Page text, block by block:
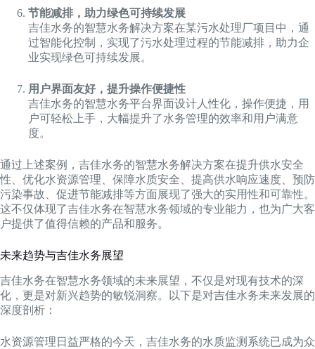
节能减排，助力绿色可持续发展
吉佳水务的智慧水务解决方案在某污水处理厂项目中，通
过智能化控制，实现了污水处理过程的节能减排，助力企
业实现绿色可持续发展。
用户界面友好，提升操作便捷性
吉佳水务的智慧水务平台界面设计人性化，操作便捷，用
户可轻松上手，大幅提升了水务管理的效率和用户满意
度。
通过上述案例，吉佳水务的智慧水务解决方案在提升供水安全
性、优化水资源管理、保障水质安全、提高供水响应速度、预防
污染事故、促进节能减排等方面展现了强大的实用性和可靠性。
这不仅体现了吉佳水务在智慧水务领域的专业能力，也为广大客
户提供了值得信赖的产品和服务。
未来趋势与吉佳水务展望
吉佳水务在智慧水务领域的未来展望，不仅是对现有技术的深
化，更是对新兴趋势的敏锐洞察。以下是对吉佳水务未来发展的
深度剖析：
水资源管理日益严格的今天，吉佳水务的水质监测系统已成为众